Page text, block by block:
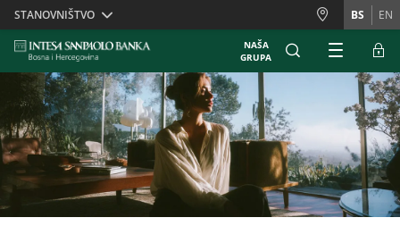
Skiplinks
STANOVNIŠTVO BS EN
NAŠA
GRUPA